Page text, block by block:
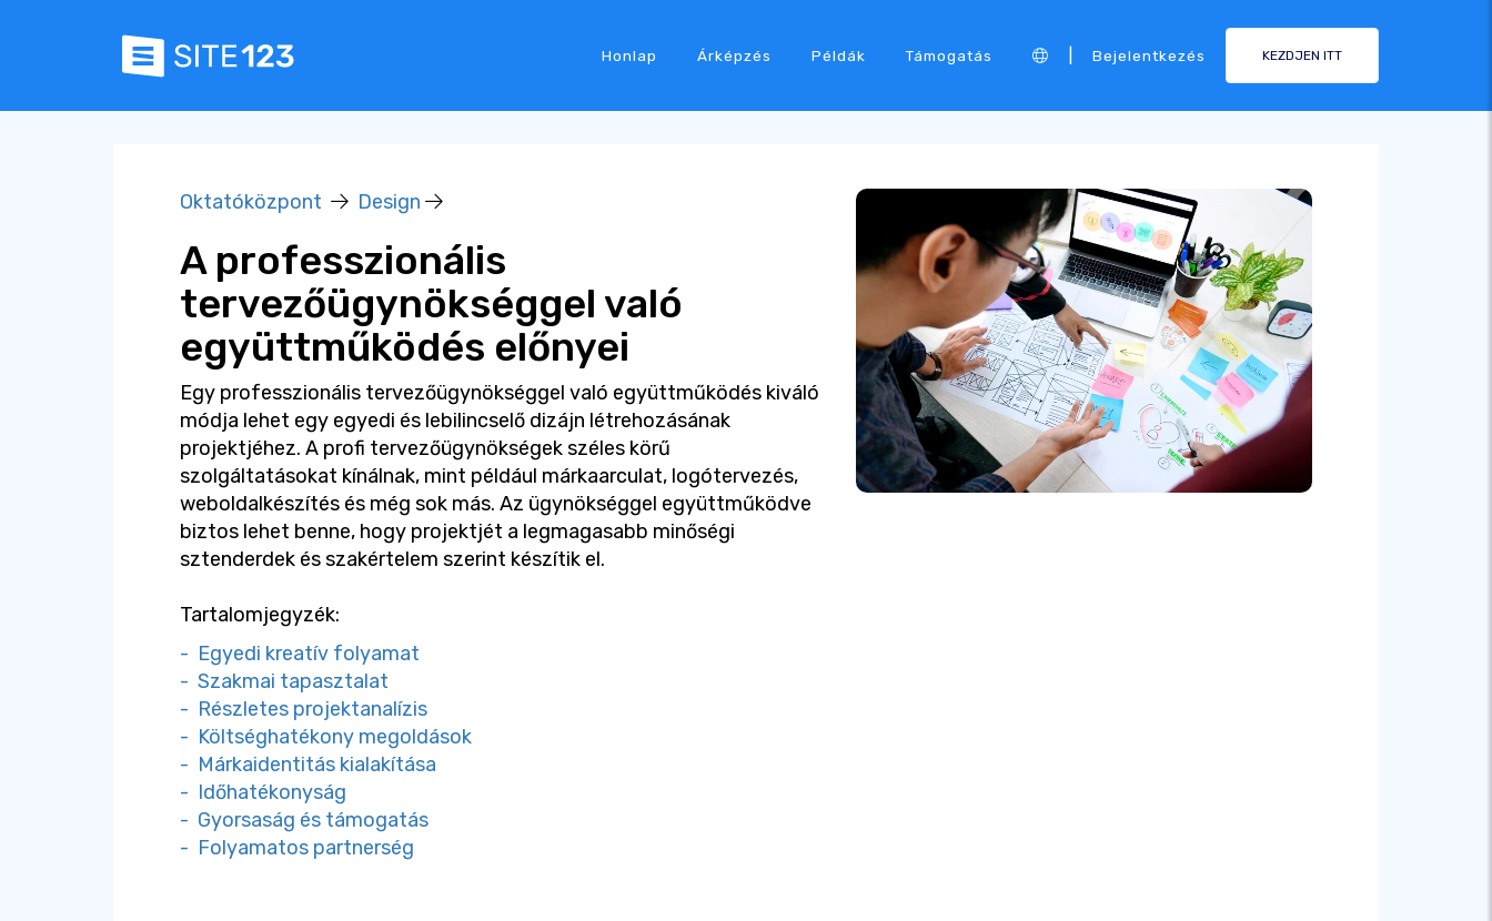
Honlap Árképzés Példák Támogatás Bejelentkezés KEZDJEN ITT
Oktatóközpont Design
A professzionális
tervezőügynökséggel való
együttműködés előnyei
Egy professzionális tervezőügynökséggel való együttműködés kiváló
módja lehet egy egyedi és lebilincselő dizájn létrehozásának
projektjéhez. A profi tervezőügynökségek széles körű
szolgáltatásokat kínálnak, mint például márkaarculat, logótervezés,
weboldalkészítés és még sok más. Az ügynökséggel együttműködve
biztos lehet benne, hogy projektjét a legmagasabb minőségi
sztenderdek és szakértelem szerint készítik el.
Tartalomjegyzék:
- Egyedi kreatív folyamat
- Szakmai tapasztalat
- Részletes projektanalízis
- Költséghatékony megoldások
- Márkaidentitás kialakítása
- Időhatékonyság
- Gyorsaság és támogatás
- Folyamatos partnerség